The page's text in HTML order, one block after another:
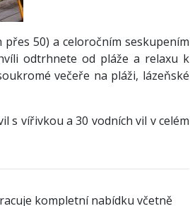
50) a celoročním seskupením
odtrhnete od pláže a relaxu k
večeře na pláži, lázeňské
s vířivkou a 30 vodních vil v celém
kompletní nabídku včetně